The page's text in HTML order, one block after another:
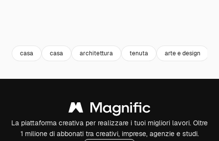
casa casa architettura tenuta arte e design
La piattaforma creativa per realizzare i tuoi migliori lavori. Oltre
1 milione di abbonati tra creativi, imprese, agenzie e studi.